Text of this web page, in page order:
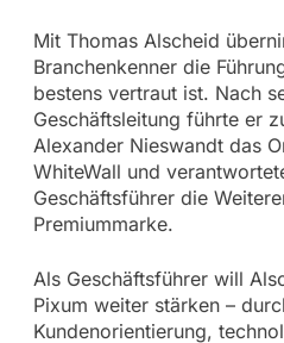
Mit Thomas Alscheid
Branchenkenner die
bestens vertraut ist. Nach
Geschäftsleitung führte er
Alexander Nieswandt das
WhiteWall und
Geschäftsführer die
Premiummarke.
Als Geschäftsführer will
Pixum weiter stärken –
Kundenorientierung,